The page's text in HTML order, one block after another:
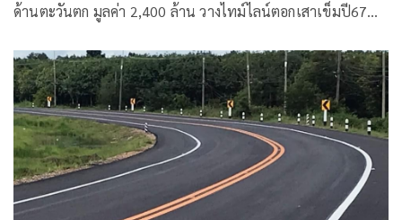
ด้านตะวันตก มูลค่า 2,400 ล้าน วางไทม์ไลน์ตอกเสาเข็มปี67
บ้านรองรับการพัฒนาสู่ศูนย์กลางเศรษฐกิจอนุภาคลุ่มแม่น้ำโขง-
AEC